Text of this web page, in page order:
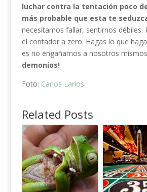
luchar contra la tentación poco
más probable que esta te
necesitamos fallar, sentirnos débiles.
el contador a zero. Hagas lo que
es no engañarnos a nosotros
demonios!
Foto: Carlos Larios
Related Posts